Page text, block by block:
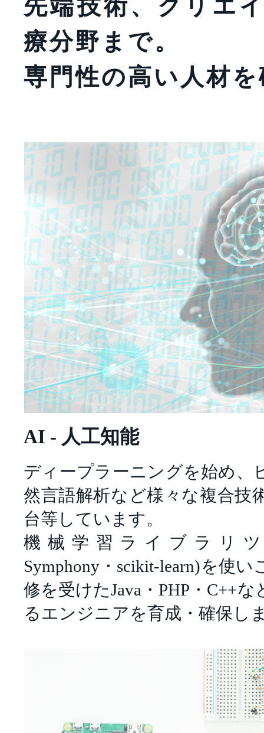
先端技術、クリエ
療分野まで。
専門性の高い人材
AI - 人工知能
ディープラーニングを始め、
然言語解析など様々な複合技
台等しています。
機械学習ライブラリツ
Symphony・scikit-learn)を使
修を受けたJava・PHP・C++
るエンジニアを育成・確保し